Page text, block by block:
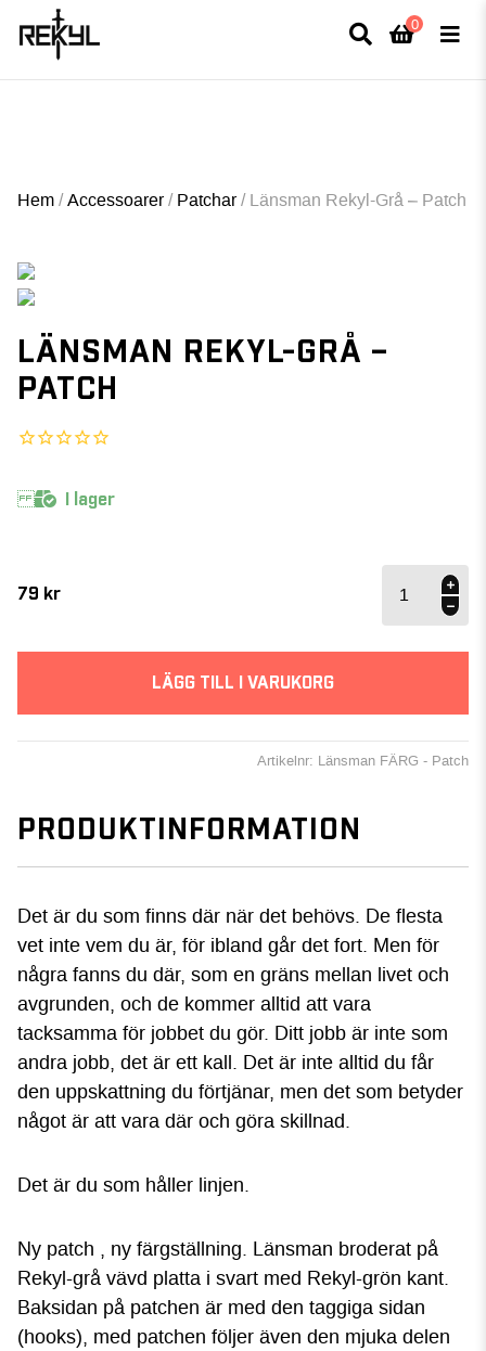
FULLT TRYCK I LEDNINGAR- MEDFÖR LÄNGRE LEVERANSTID - FRI FRAKT
0
Hem/Accessoarer/ Patchar/Länsman Rekyl-Grå – Patch
LÄNSMAN REKYL-GRÅ –
PATCH
I lager
79 kr
Rekyl-
mängd
LÄGG TILL I VARUKORG
Artikelnr: Länsman FÄRG - Patch
PRODUKTINFORMATION
Det är du som finns där när det behövs. De flesta
vet inte vem du är, för ibland går det fort. Men för
några fanns du där, som en gräns mellan livet och
avgrunden, och de kommer alltid att vara
tacksamma för jobbet du gör. Ditt jobb är inte som
andra jobb, det är ett kall. Det är inte alltid du får
den uppskattning du förtjänar, men det som betyder
något är att vara där och göra skillnad.
Det är du som håller linjen.
Ny patch , ny färgställning. Länsman broderat på
Rekyl-grå vävd platta i svart med Rekyl-grön kant.
Baksidan på patchen är med den taggiga sidan
(hooks), med patchen följer även den mjuka delen